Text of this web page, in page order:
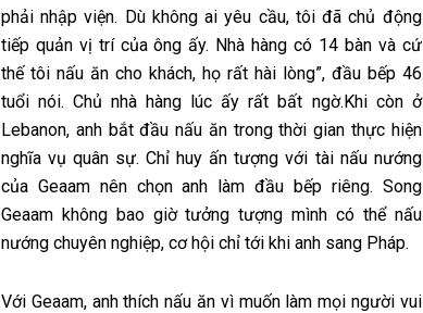
phải nhập viện. Dù không ai yêu cầu, tôi đã chủ động
tiếp quản vị trí của ông ấy. Nhà hàng có 14 bàn và cứ
thế tôi nấu ăn cho khách, họ rất hài lòng”, đầu bếp 46
tuổi nói. Chủ nhà hàng lúc ấy rất bất ngờ.Khi còn ở
Lebanon, anh bắt đầu nấu ăn trong thời gian thực hiện
nghĩa vụ quân sự. Chỉ huy ấn tượng với tài nấu nướng
của Geaam nên chọn anh làm đầu bếp riêng. Song
Geaam không bao giờ tưởng tượng mình có thể nấu
nướng chuyên nghiệp, cơ hội chỉ tới khi anh sang Pháp.
Với Geaam, anh thích nấu ăn vì muốn làm mọi người vui